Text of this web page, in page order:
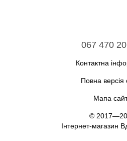
067 470
Контактна
Повна версія
Мапа
©
Інтернет-магазин